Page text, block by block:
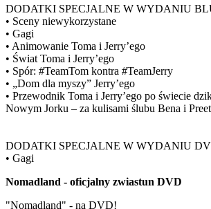
DODATKI SPECJALNE W WYDANIU
• Sceny niewykorzystane
• Gagi
• Animowanie Toma i Jerry’ego
• Świat Toma i Jerry’ego
• Spór: #TeamTom kontra #TeamJerry
• „Dom dla myszy” Jerry’ego
• Przewodnik Toma i Jerry’ego po świecie
Nowym Jorku – za kulisami ślubu Bena i
DODATKI SPECJALNE W WYDANIU
• Gagi
Nomadland - oficjalny zwiastun DVD
"Nomadland" - na DVD!